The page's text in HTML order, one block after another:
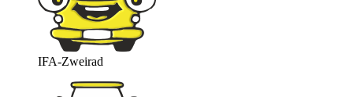
IFA-Zweirad